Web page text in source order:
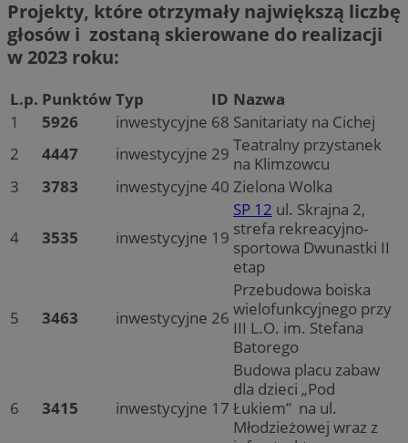
Projekty, które otrzymały największą liczbę
głosów i zostaną skierowane do realizacji
w 2023 roku:
L.p. Punktów Typ ID Nazwa
1
5926 inwestycyjne 68 Sanitariaty na Cichej
2
4447 inwestycyjne 29 Teatralny przystanek
na Klimzowcu
3
3783 inwestycyjne 40 Zielona Wolka
4 3535 inwestycyjne 19
SP 12 ul. Skrajna 2,
strefa rekreacyjno-
sportowa Dwunastki II
etap
5 3463 inwestycyjne 26
Przebudowa boiska
wielofunkcyjnego przy
III L.O. im. Stefana
Batorego
6 3415 inwestycyjne 17
Budowa placu zabaw
dla dzieci „Pod
Łukiem” na ul.
Młodzieżowej wraz z